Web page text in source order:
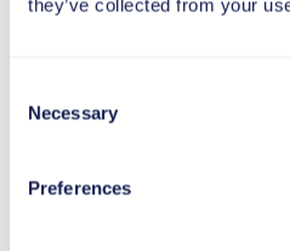
they’ve collected from your
Selection
Necessary
Preferences
van mijn gegevens in